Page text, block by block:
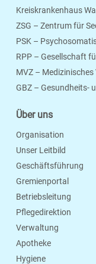
Kreiskrankenhaus
ZSG – Zentrum für
PSK –
RPP – Gesellschaft
MVZ –
GBZ – Gesundheits-
Über uns
Organisation
Unser Leitbild
Geschäftsführung
Gremienportal
Betriebsleitung
Pflegedirektion
Verwaltung
Apotheke
Hygiene